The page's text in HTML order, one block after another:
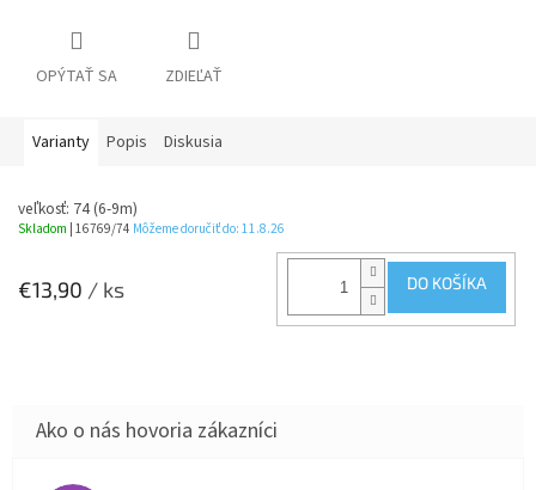
OPÝTAŤ SA ZDIEĽAŤ
Varianty Popis Diskusia
veľkosť: 74 (6-9m)
Skladom | 16769/74 Môžeme doručiť do: 11.8.26
€13,90 / ks DO KOŠÍKA